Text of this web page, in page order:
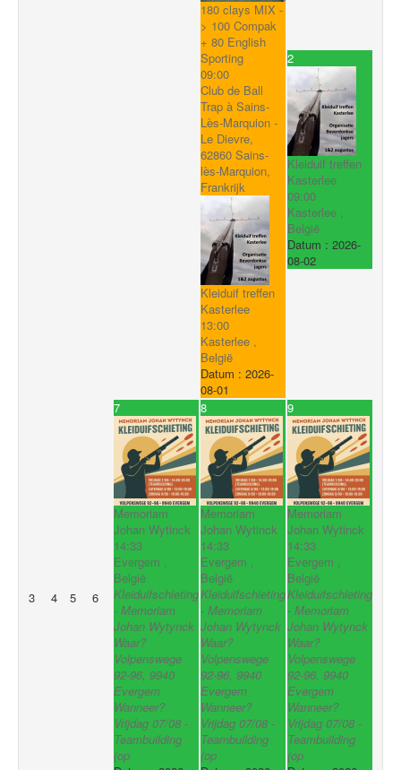
180 clays MIX -
> 100 Compak
+ 80 English
Sporting
09:00
Club de Ball
Trap à Sains-
Lès-Marquion -
Le Dievre,
62860 Sains-
lès-Marquion,
Frankrijk
Kleiduif treffen
Kasterlee
13:00
Kasterlee ,
België
Datum : 2026-
08-01
2
Kleiduif treffen
Kasterlee
09:00
Kasterlee ,
België
Datum : 2026-
08-02
3 4 5 6
7
Memoriam
Johan Wytinck
14:33
Evergem ,
België
Kleiduifschieting
- Memoriam
Johan Wytynck
Waar?
Volpenswege
92-96, 9940
Evergem
Wanneer?
Vrijdag 07/08 -
Teambuilding
(op
8
Memoriam
Johan Wytinck
14:33
Evergem ,
België
Kleiduifschieting
- Memoriam
Johan Wytynck
Waar?
Volpenswege
92-96, 9940
Evergem
Wanneer?
Vrijdag 07/08 -
Teambuilding
(op
9
Memoriam
Johan Wytinck
14:33
Evergem ,
België
Kleiduifschieting
- Memoriam
Johan Wytynck
Waar?
Volpenswege
92-96, 9940
Evergem
Wanneer?
Vrijdag 07/08 -
Teambuilding
(op